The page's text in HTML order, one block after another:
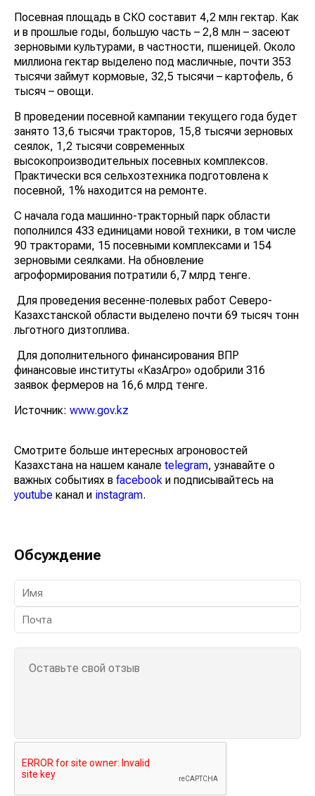
Посевная площадь в СКО составит 4,2 млн гектар. Как
и в прошлые годы, большую часть – 2,8 млн – засеют
зерновыми культурами, в частности, пшеницей. Около
миллиона гектар выделено под масличные, почти 353
тысячи займут кормовые, 32,5 тысячи – картофель, 6
тысяч – овощи.
В проведении посевной кампании текущего года будет
занято 13,6 тысячи тракторов, 15,8 тысячи зерновых
сеялок, 1,2 тысячи современных
высокопроизводительных посевных комплексов.
Практически вся сельхозтехника подготовлена к
посевной, 1% находится на ремонте.
С начала года машинно-тракторный парк области
пополнился 433 единицами новой техники, в том числе
90 тракторами, 15 посевными комплексами и 154
зерновыми сеялками. На обновление
агроформирования потратили 6,7 млрд тенге.
Для проведения весенне-полевых работ Северо-
Казахстанской области выделено почти 69 тысяч тонн
льготного дизтоплива.
Для дополнительного финансирования ВПР
финансовые институты «КазАгро» одобрили 316
заявок фермеров на 16,6 млрд тенге.
Источник: www.gov.kz
Смотрите больше интересных агроновостей
Казахстана на нашем канале telegram, узнавайте о
важных событиях в facebook и подписывайтесь на
youtube канал и instagram.
Обсуждение